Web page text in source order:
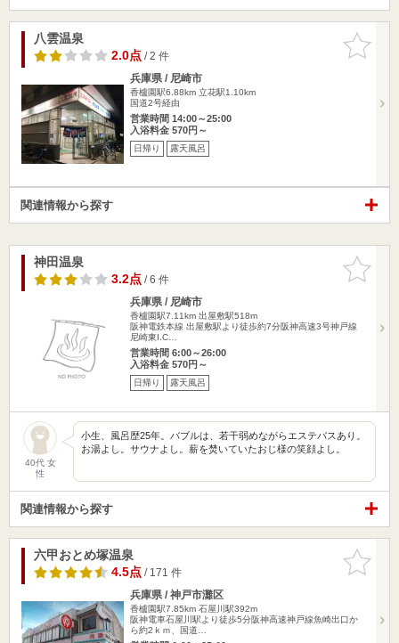
お気に入
りに追加
八雲温泉
2.0点/ 2 件
兵庫県 / 尼崎市
香櫨園駅6.88km 立花駅1.10km
国道2号経由
営業時間 14:00～25:00
入浴料金 570円～
日帰り 露天風呂
関連情報から探す
お気に入
りに追加
神田温泉
3.2点/ 6 件
兵庫県 / 尼崎市
香櫨園駅7.11km 出屋敷駅518m
阪神電鉄本線 出屋敷駅より徒歩約7分阪神高速3号神戸線
尼崎東I.C…
営業時間 6:00～26:00
入浴料金 570円～
日帰り 露天風呂
40代 女
性
小生、風呂歴25年。バブルは、若干弱めながらエステバスあり。
お湯よし。サウナよし。薪を焚いていたおじ様の笑顔よし。
関連情報から探す
お気に入
りに追加
六甲おとめ塚温泉
4.5点/ 171 件
兵庫県 / 神戸市灘区
香櫨園駅7.85km 石屋川駅392m
阪神電車石屋川駅より徒歩5分阪神高速神戸線魚崎出口か
ら約2ｋｍ、国道…